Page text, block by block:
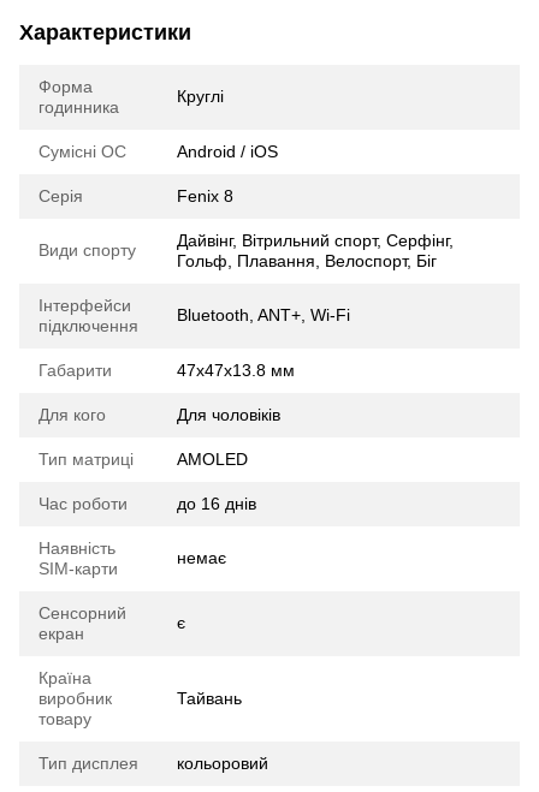
Характеристики
Форма
годинника
Круглі
Сумісні ОС Android / iOS
Серія Fenix 8
Види спорту
Дайвінг, Вітрильний спорт, Серфінг,
Гольф, Плавання, Велоспорт, Біг
Інтерфейси
підключення
Bluetooth, ANT+, Wi-Fi
Габарити 47x47x13.8 мм
Для кого Для чоловіків
Тип матриці AMOLED
Час роботи до 16 днів
Наявність
SIM-карти
немає
Сенсорний
екран
є
Країна
виробник
товару
Тайвань
Тип дисплея кольоровий